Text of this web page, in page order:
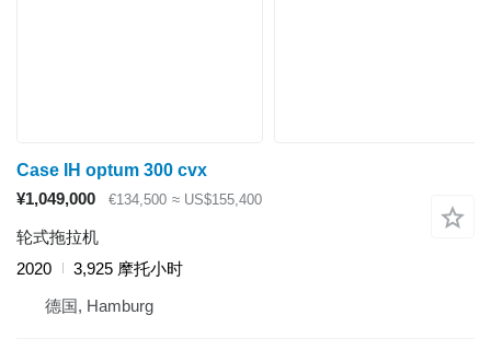
Case IH optum 300 cvx
¥1,049,000
€134,500 ≈ US$155,400
轮式拖拉机
2020
3,925 摩托小时
德国, Hamburg